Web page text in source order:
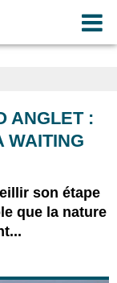
ANGLET :
WAITING
son étape
que la nature